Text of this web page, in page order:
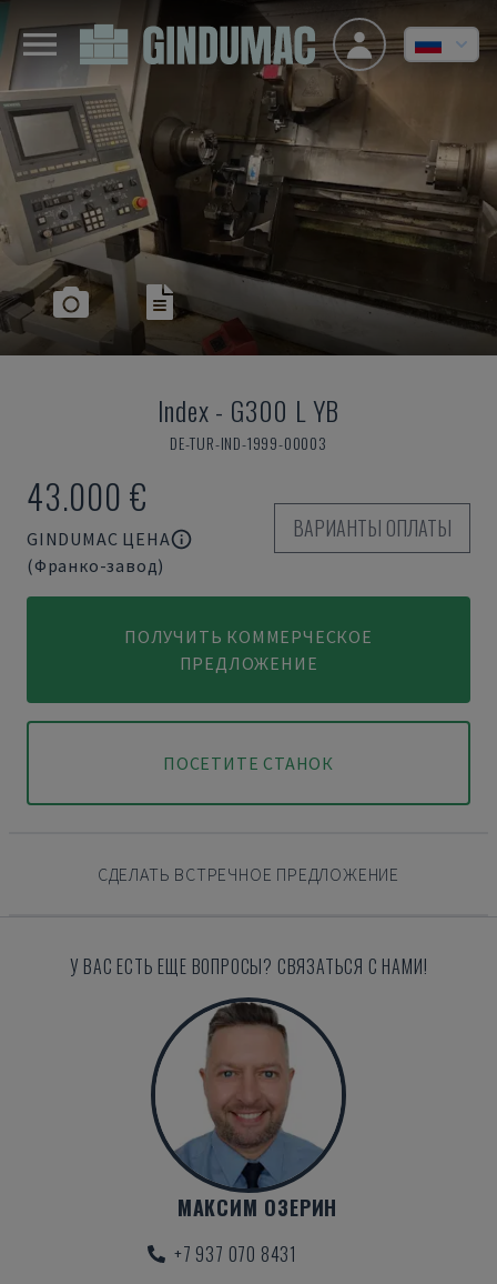
Index- G300 L YB
DE-TUR-IND-1999-00003
43.000 €
GINDUMAC ЦЕНА
(Франко-завод)
ВАРИАНТЫ ОПЛАТЫ
ПОЛУЧИТЬ КОММЕРЧЕСКОЕ
ПРЕДЛОЖЕНИЕ
ПОСЕТИТЕ СТАНОК
СДЕЛАТЬ ВСТРЕЧНОЕ ПРЕДЛОЖЕНИЕ
У ВАС ЕСТЬ ЕЩЕ ВОПРОСЫ? СВЯЗАТЬСЯ С НАМИ!
МАКСИМ ОЗЕРИН
+7 937 070 8431